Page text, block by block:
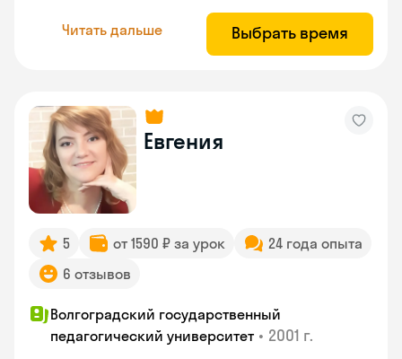
Читать дальше Выбрать время
Евгения
5 от 1590 ₽ за урок
24 года опыта
6 отзывов
Волгоградский государственный
педагогический университет • 2001 г.